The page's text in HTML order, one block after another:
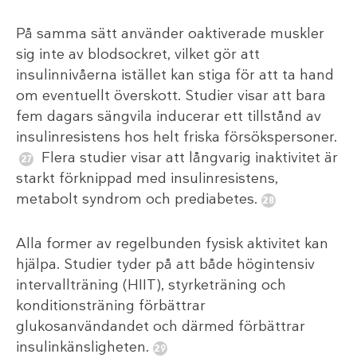
På samma sätt använder oaktiverade muskler
sig inte av blodsockret, vilket gör att
insulinnivåerna istället kan stiga för att ta hand
om eventuellt överskott. Studier visar att bara
fem dagars sängvila inducerar ett tillstånd av
insulinresistens hos helt friska försökspersoner.
Flera studier visar att långvarig inaktivitet är
starkt förknippad med insulinresistens,
metabolt syndrom och prediabetes.
Alla former av regelbunden fysisk aktivitet kan
hjälpa. Studier tyder på att både högintensiv
intervallträning (HIIT), styrketräning och
konditionsträning förbättrar
glukosanvändandet och därmed förbättrar
insulinkänsligheten.